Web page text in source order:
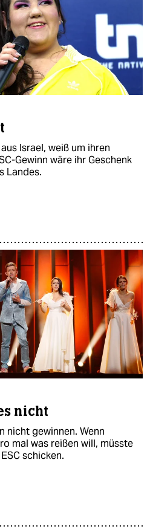
Israel, weiß um ihren
Gewinn wäre ihr Geschenk
Landes.
nicht
nicht gewinnen. Wenn
mal was reißen will, müsste
schicken.